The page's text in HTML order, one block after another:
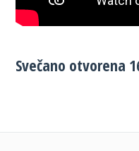
Svečano otvorena